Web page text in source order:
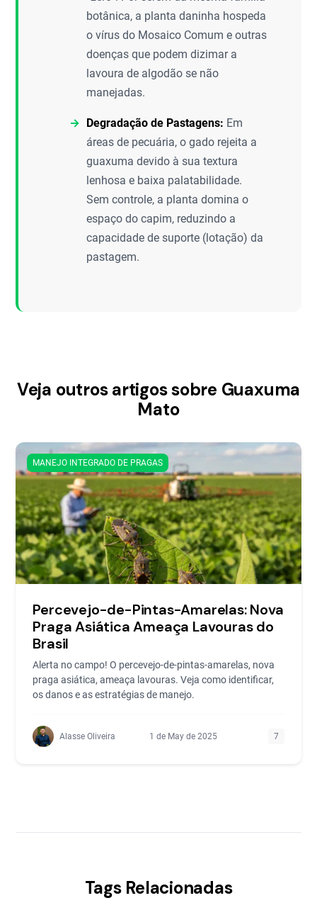
botânica, a planta daninha hospeda
o vírus do Mosaico Comum e outras
doenças que podem dizimar a
lavoura de algodão se não
manejadas.
Degradação de Pastagens: Em
áreas de pecuária, o gado rejeita a
guaxuma devido à sua textura
lenhosa e baixa palatabilidade.
Sem controle, a planta domina o
espaço do capim, reduzindo a
capacidade de suporte (lotação) da
pastagem.
Veja outros artigos sobre Guaxuma
Mato
MANEJO INTEGRADO DE PRAGAS
Percevejo-de-Pintas-Amarelas: Nova
Praga Asiática Ameaça Lavouras do
Brasil
Alerta no campo! O percevejo-de-pintas-amarelas, nova
praga asiática, ameaça lavouras. Veja como identificar,
os danos e as estratégias de manejo.
Alasse Oliveira 1 de May de 2025 7
Tags Relacionadas